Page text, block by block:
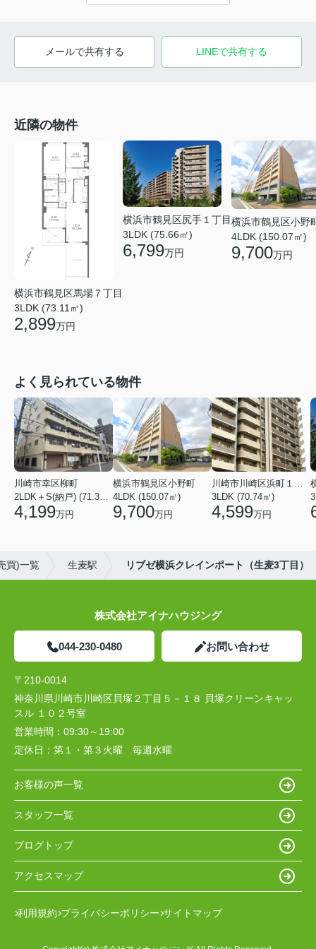
メールで共有する LINEで共有する
近隣の物件
横浜市鶴見区馬場７丁目
3LDK (73.11㎡)
2,899万円
横浜市鶴見区尻手１丁目
3LDK (75.66㎡)
6,799万円
横浜市鶴見区小野
4LDK (150.07㎡)
9,700万円
よく見られている物件
川崎市幸区柳町
4,199万円
横浜市鶴見区小野町
4LDK (150.07㎡)
9,700万円
3LDK (70.74㎡)
4,599万円
買)一覧 生麦駅 リブゼ横浜クレインポート（生麦3丁目）
株式会社アイナハウジング
044-230-0480 お問い合わせ
〒210-0014
神奈川県川崎市川崎区貝塚２丁目５－１８ 貝塚クリーンキャッ
スル １０２号室
営業時間： 09:30～19:00
定休日： 第１・第３火曜 毎週水曜
お客様の声一覧
スタッフ一覧
ブログトップ
アクセスマップ
利用規約 プライバシーポリシー サイトマップ